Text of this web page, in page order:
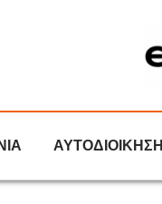
ΑΥΤΟΔΙΟΙΚΗΣΗ